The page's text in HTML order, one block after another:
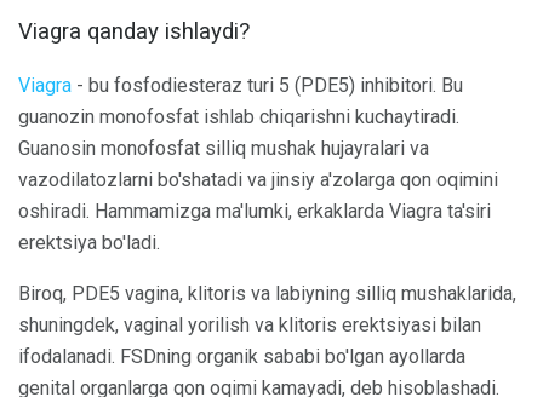
Viagra qanday ishlaydi?
Viagra - bu fosfodiesteraz turi 5 (PDE5) inhibitori. Bu
guanozin monofosfat ishlab chiqarishni kuchaytiradi.
Guanosin monofosfat silliq mushak hujayralari va
vazodilatozlarni bo'shatadi va jinsiy a'zolarga qon oqimini
oshiradi. Hammamizga ma'lumki, erkaklarda Viagra ta'siri
erektsiya bo'ladi.
Biroq, PDE5 vagina, klitoris va labiyning silliq mushaklarida,
shuningdek, vaginal yorilish va klitoris erektsiyasi bilan
ifodalanadi. FSDning organik sababi bo'lgan ayollarda
genital organlarga qon oqimi kamayadi, deb hisoblashadi.